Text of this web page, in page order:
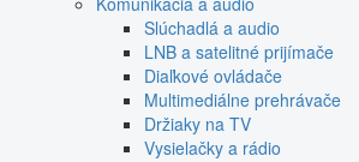
Slúchadlá a audio
LNB a satelitné prijímače
Diaľkové ovládače
Multimediálne prehrávače
Držiaky na TV
Vysielačky a rádio